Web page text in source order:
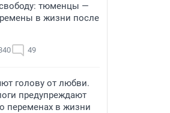
тюменцы —
в жизни после
49
голову от любви.
предупреждают
переменах в жизни